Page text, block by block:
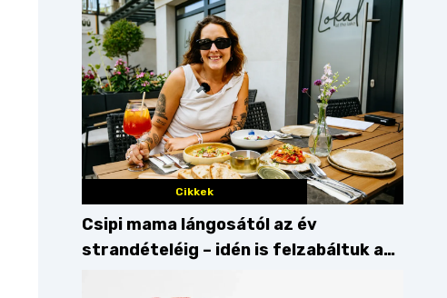
Cikkek
Csipi mama lángosától az év
strandételéig – idén is felzabáltuk a